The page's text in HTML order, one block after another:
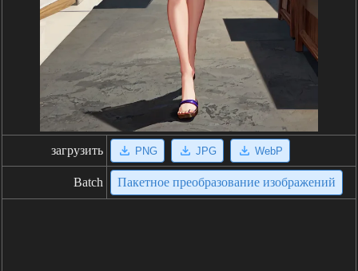
загрузить PNG JPG WebP
Batch Пакетное преобразование изображений